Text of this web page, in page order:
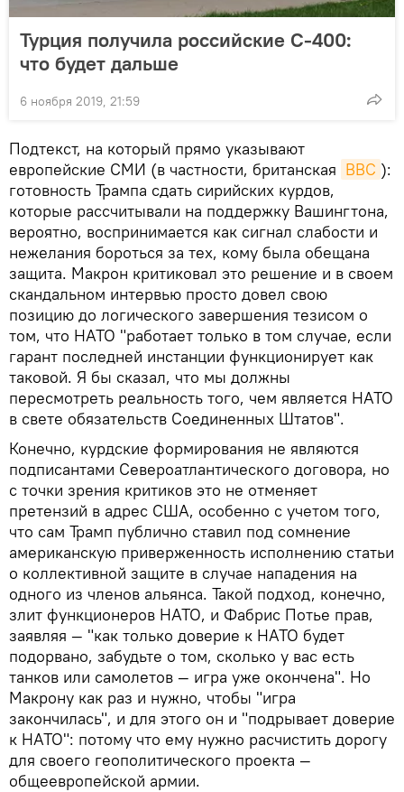
Турция получила российские С-400:
что будет дальше
6 ноября 2019, 21:59
Подтекст, на который прямо указывают
европейские СМИ (в частности, британская BBC ):
готовность Трампа сдать сирийских курдов,
которые рассчитывали на поддержку Вашингтона,
вероятно, воспринимается как сигнал слабости и
нежелания бороться за тех, кому была обещана
защита. Макрон критиковал это решение и в своем
скандальном интервью просто довел свою
позицию до логического завершения тезисом о
том, что НАТО "работает только в том случае, если
гарант последней инстанции функционирует как
таковой. Я бы сказал, что мы должны
пересмотреть реальность того, чем является НАТО
в свете обязательств Соединенных Штатов".
Конечно, курдские формирования не являются
подписантами Североатлантического договора, но
с точки зрения критиков это не отменяет
претензий в адрес США, особенно с учетом того,
что сам Трамп публично ставил под сомнение
американскую приверженность исполнению статьи
о коллективной защите в случае нападения на
одного из членов альянса. Такой подход, конечно,
злит функционеров НАТО, и Фабрис Потье прав,
заявляя — "как только доверие к НАТО будет
подорвано, забудьте о том, сколько у вас есть
танков или самолетов — игра уже окончена". Но
Макрону как раз и нужно, чтобы "игра
закончилась", и для этого он и "подрывает доверие
к НАТО": потому что ему нужно расчистить дорогу
для своего геополитического проекта —
общеевропейской армии.